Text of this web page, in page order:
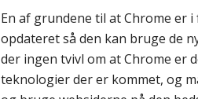
En af grundene til at Chrome er
opdateret så den kan bruge de
der ingen tvivl om at Chrome er
teknologier der er kommet, og